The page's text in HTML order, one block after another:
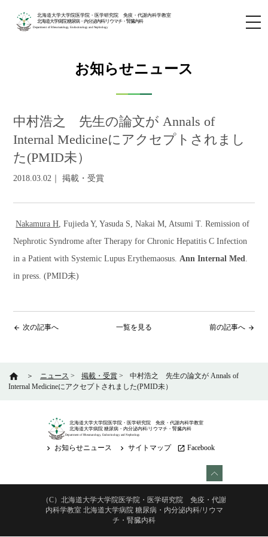
北海道大学大学院医学院・医学研究院 免疫・代謝内科学教室
北海道大学病院 糖尿病・内分泌内科/リウマチ・腎臓内科
Department of Rheumatology, Endocrinology and Nephrology
お知らせニュース
中村浩之 先生の論文が Annals of
Internal Medicineにアクセプトされまし
た(PMID未）
2018.03.02｜ 掲載・受賞
Nakamura H , Fujieda Y, Yasuda S, Nakai M, Atsumi T. Remission of
Nephrotic Syndrome after Therapy for Chronic Hepatitis C Infection
in a Patient with Systemic Lupus Erythemaosus. Ann Internal Med
in press (PMID未)
arrow_back 次の記事へ 一覧を見る arrow_forward
前の記事へ
home ＞ ニュース > 掲載・受賞 >
中村浩之 先生の論文が Annals of
Internal Medicineにアクセプトされました(PMID未）
北海道大学大学院医学院・医学研究院 免疫・代謝内科学教室
北海道大学病院 糖尿病・内分泌内科/リウマチ・腎臓内科
Department of Rheumatology, Endocrinology and Nephrology
keyboard_arrow_right お知らせニュース keyboard_arrow_right サイトマップ launch Facebook
（C）北海道大学大学院医学院・医学研究院 免疫・代謝
内科学教室 北海道大学病院 糖尿病・内分泌内科/リウマ
チ・腎臓内科